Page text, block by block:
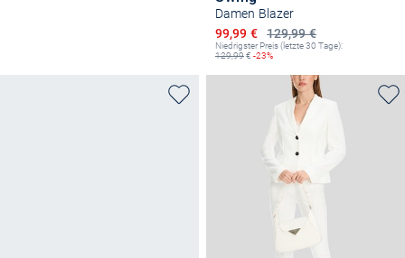
Damen Blazer
129,99 €
Ermäßigter Preis
99,99 €
Niedrigster Preis (letzte 30 Tage):
129,99€ -23%